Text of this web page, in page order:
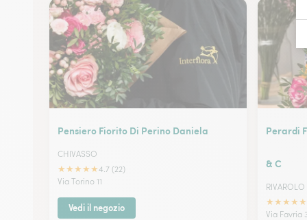
Pensiero Fiorito Di Perino Daniela
CHIVASSO
★★★★★4.7 (22)
Via Torino 11
Vedi il negozio
Perardi
& C
RIVAROLO
★★★★★
Via Favria